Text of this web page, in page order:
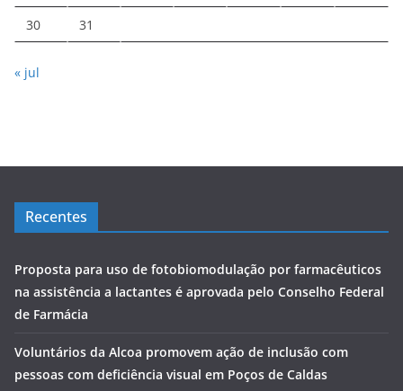
30 31
« jul
Recentes
Proposta para uso de fotobiomodulação por farmacêuticos
na assistência a lactantes é aprovada pelo Conselho Federal
de Farmácia
Voluntários da Alcoa promovem ação de inclusão com
pessoas com deficiência visual em Poços de Caldas